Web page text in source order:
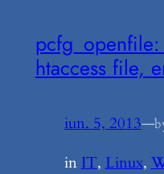
htaccess file,
iun. 5, 2013—
in IT, Linux,